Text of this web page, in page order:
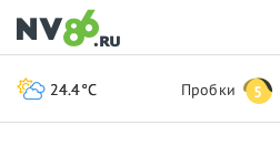
24.4°C Пробки 5